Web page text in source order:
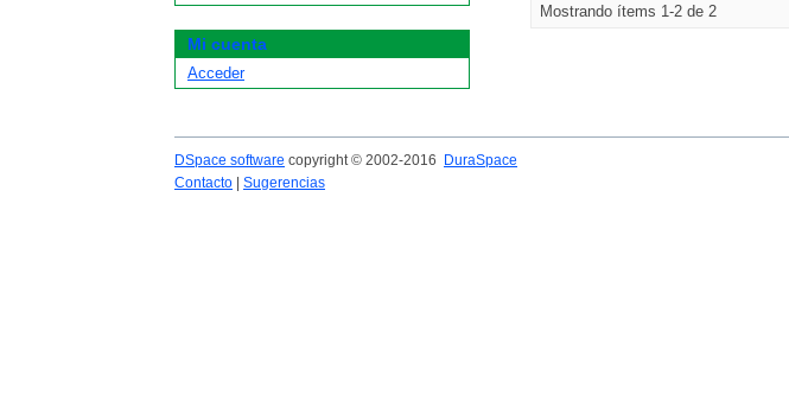
Mostrando ítems 1-2 de 2
Mi cuenta
Acceder
DSpace software copyright © 2002-2016 DuraSpace
Contacto
Sugerencias